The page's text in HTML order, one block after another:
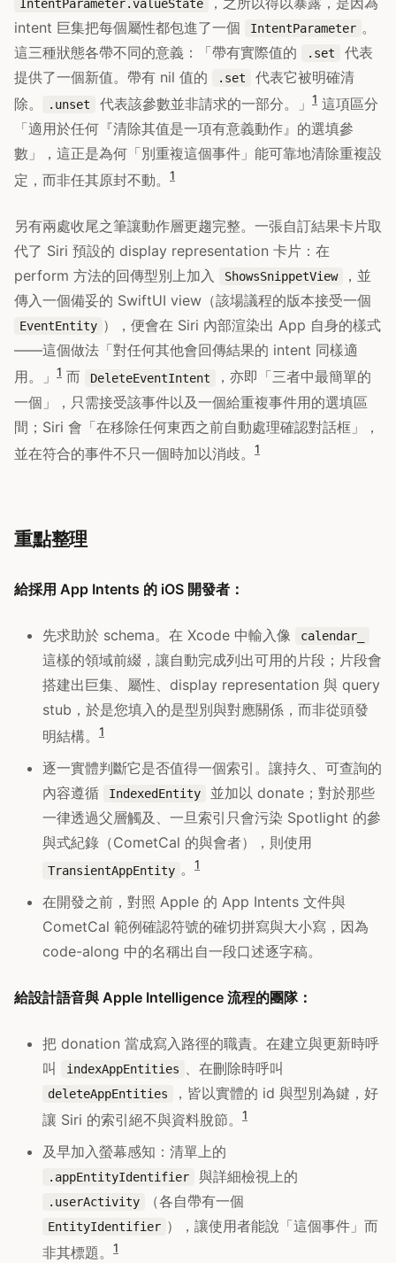
IntentParameter.valueState
intent 巨集把每個屬性都包進了一個
IntentParameter 。
這三種狀態各帶不同的意義：「帶有實際值的
.set
代表
提供了一個新值。帶有 nil 值的
.set
代表它被明確清
除。
.unset 代表該參數並非請求的一部分。」 1 這項區分
「適用於任何『清除其值是一項有意義動作』的選填參
數」，這正是為何「別重複這個事件」能可靠地清除重複設
定，而非任其原封不動。
1
另有兩處收尾之筆讓動作層更趨完整。一張自訂結果卡片取
代了 Siri 預設的 display representation 卡片：在
perform 方法的回傳型別上加入
ShowsSnippetView
，並
傳入一個備妥的 SwiftUI view（該場議程的版本接受一個
EventEntity ），便會在 Siri 內部渲染出 App 自身的樣式
——這個做法「對任何其他會回傳結果的 intent 同樣適
用。」 1 而 DeleteEventIntent
，亦即「三者中最簡單的
一個」，只需接受該事件以及一個給重複事件用的選填區
間；Siri 會「在移除任何東西之前自動處理確認對話框」，
並在符合的事件不只一個時加以消歧。
1
重點整理
給採用 App Intents 的 iOS 開發者：
先求助於 schema。在 Xcode 中輸入像 calendar_
這樣的領域前綴，讓自動完成列出可用的片段；片段會
搭建出巨集、屬性、display representation 與 query
stub，於是您填入的是型別與對應關係，而非從頭發
明結構。
1
逐一實體判斷它是否值得一個索引。讓持久、可查詢的
內容遵循
IndexedEntity
並加以 donate；對於那些
一律透過父層觸及、一旦索引只會污染 Spotlight 的參
與式紀錄（CometCal 的與會者），則使用
TransientAppEntity 。 1
在開發之前，對照 Apple 的 App Intents 文件與
CometCal 範例確認符號的確切拼寫與大小寫，因為
code-along 中的名稱出自一段口述逐字稿。
給設計語音與 Apple Intelligence 流程的團隊：
把 donation 當成寫入路徑的職責。在建立與更新時呼
叫
indexAppEntities 、在刪除時呼叫
deleteAppEntities
，皆以實體的 id 與型別為鍵，好
讓 Siri 的索引絕不與資料脫節。
1
及早加入螢幕感知：清單上的
.appEntityIdentifier 與詳細檢視上的
.userActivity （各自帶有一個
EntityIdentifier ），讓使用者能說「這個事件」而
非其標題。
1